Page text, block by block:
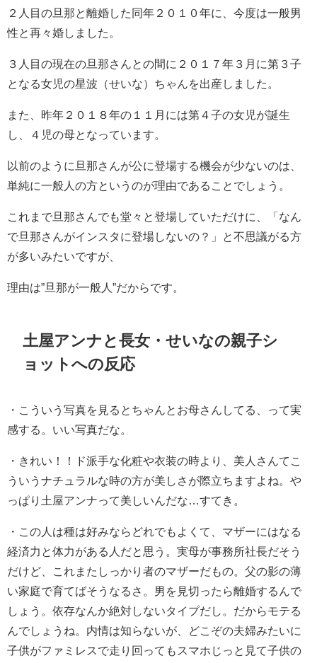
２人目の旦那と離婚した同年２０１０年に、今度は一般男
性と再々婚しました。
３人目の現在の旦那さんとの間に２０１７年３月に第３子
となる女児の星波（せいな）ちゃんを出産しました。
また、昨年２０１８年の１１月には第４子の女児が誕生
し、４児の母となっています。
以前のように旦那さんが公に登場する機会が少ないのは、
単純に一般人の方というのが理由であることでしょう。
これまで旦那さんでも堂々と登場していただけに、「なん
で旦那さんがインスタに登場しないの？」と不思議がる方
が多いみたいですが、
理由は”旦那が一般人”だからです。
土屋アンナと長女・せいなの親子シ
ョットへの反応
・
こういう写真を見るとちゃんとお母さんしてる、って実
感する。いい写真だな。
・ きれい！！ド派手な化粧や衣装の時より、美人さんてこ
ういうナチュラルな時の方が美しさが際立ちますよね。 や
っぱり土屋アンナって美しいんだな…すてき。
・
この人は種は好みならどれでもよくて、マザーにはなる
経済力と体力がある人だと思う。実母が事務所社長だそう
だけど、これまたしっかり者のマザーだもの。父の影の薄
い家庭で育てばそうなるさ。男を見切ったら離婚するんで
しょう。依存なんか絶対しないタイプだし。だからモテる
んでしょうね。内情は知らないが、どこぞの夫婦みたいに
子供がファミレスで走り回ってもスマホじっと見て子供の